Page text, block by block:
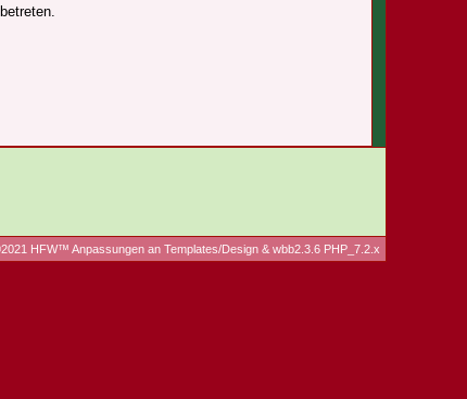
HFW™ Anpassungen an Templates/Design & wbb2.3.6 PHP_7.2.x